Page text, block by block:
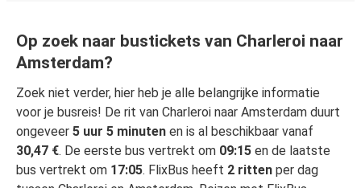
Op zoek naar bustickets van Charleroi naar
Amsterdam?
Zoek niet verder, hier heb je alle belangrijke informatie
voor je busreis! De rit van Charleroi naar Amsterdam duurt
ongeveer 5 uur 5 minuten en is al beschikbaar vanaf
30,47 €. De eerste bus vertrekt om 09:15 en de laatste
bus vertrekt om 17:05. FlixBus heeft 2 ritten per dag